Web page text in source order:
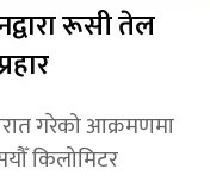
रूसी तेल
गरेको आक्रमणमा
किलोमिटर